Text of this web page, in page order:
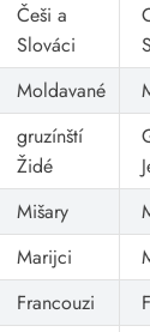
Češi a
Slováci
Moldavané
gruzínští
Židé
Mišary
Marijci
Francouzi